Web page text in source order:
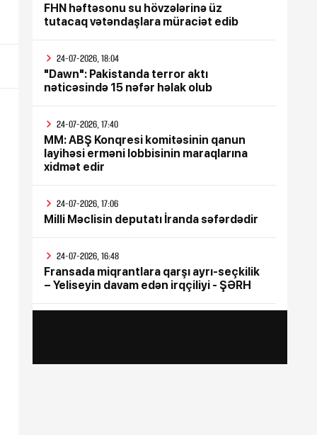
FHN həftəsonu su hövzələrinə üz
tutacaq vətəndaşlara müraciət edib
24-07-2026, 18:04
"Dawn": Pakistanda terror aktı
nəticəsində 15 nəfər həlak olub
24-07-2026, 17:40
MM: ABŞ Konqresi komitəsinin qanun
layihəsi erməni lobbisinin maraqlarına
xidmət edir
24-07-2026, 17:06
Milli Məclisin deputatı İranda səfərdədir
24-07-2026, 16:48
Fransada miqrantlara qarşı ayrı-seçkilik
– Yeliseyin davam edən irqçiliyi - ŞƏRH